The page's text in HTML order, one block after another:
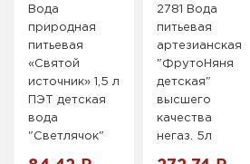
Вода
природная
питьевая
«Святой
источник» 1,5 л
ПЭТ детская
вода
"Светлячок"
2781 Вода
питьевая
артезианская
"ФрутоНяня
детская"
высшего
качества
негаз. 5л